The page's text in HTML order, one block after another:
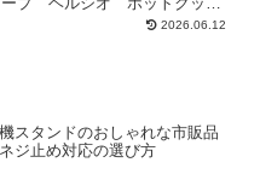
詳しく解説していきます。
2026.06.12
スタンドのおしゃれな市販品
ジ止め対応の選び方